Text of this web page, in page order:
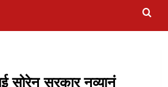
सोरेन सरकार नव्यानं